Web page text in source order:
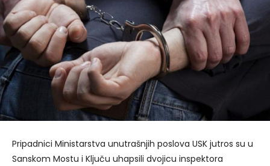
Pripadnici Ministarstva unutrašnjih poslova USK jutros su u
Sanskom Mostu i Ključu uhapsili dvojicu inspektora